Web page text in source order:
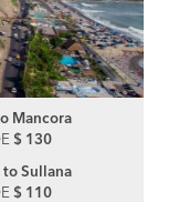
Mancora
$ 130
to Sullana
$ 110
to San Hilarion
$ 180
to Tarapoto
$ 180